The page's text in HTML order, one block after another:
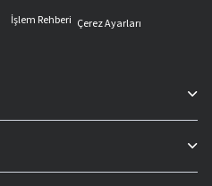
İşlem Rehberi Çerez Ayarları